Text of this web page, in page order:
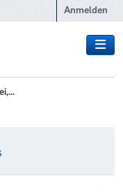
Anmelden